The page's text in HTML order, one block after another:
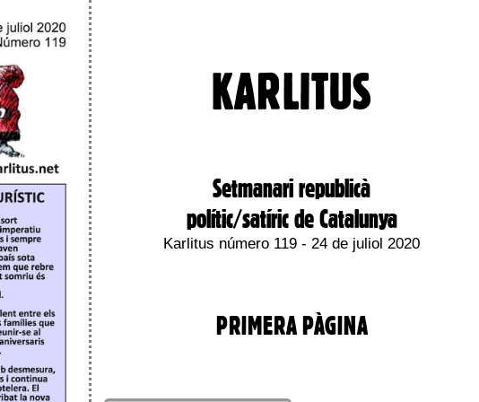
KARLITUS
Setmanari republicà
polític/satíric de Catalunya
Karlitus número 119 - 24 de juliol 2020
PRIMERA PÀGINA